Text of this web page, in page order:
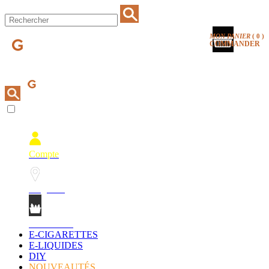
MON PANIER ( 0 )
COMMANDER
Compte
E-CIGARETTES
E-LIQUIDES
DIY
NOUVEAUTÉS